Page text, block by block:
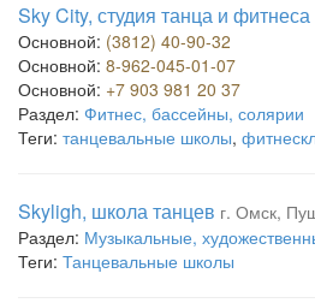
Sky City, студия танца и фитнеса
Основной: (3812) 40-90-32
Основной: 8-962-045-01-07
Основной: +7 903 981 20 37
Раздел: Фитнес, бассейны, солярии
Теги: танцевальные школы,
Skyligh, школа танцев г. Омск,
Раздел: Музыкальные,
Теги: Танцевальные школы